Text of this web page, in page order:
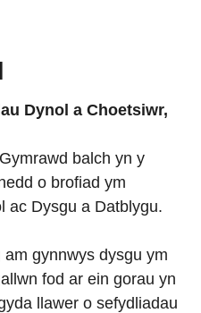
Dynol a Choetsiwr,
balch yn y
o brofiad ym
ac Dysgu a Datblygu.
gynnwys dysgu ym
fod ar ein gorau yn
llawer o sefydliadau